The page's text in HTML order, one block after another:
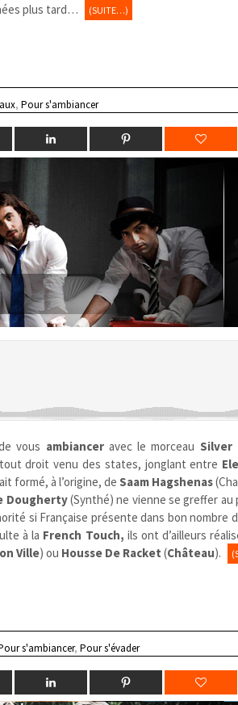
plus tard…
(SUITE…)
,Pour s'ambiancer
vous ambianceravec le morceau Silver
droit venu des states, jonglant entre
formé, à l’origine, de Saam Hagshenas
Dougherty(Synthé) ne vienne se greffer
si Française présente dans bon nombre
à la French Touch, ils ont d’ailleurs
Ville) ou Housse De Racket(Château).
s'ambiancer,Pour s'évader